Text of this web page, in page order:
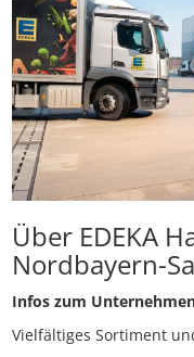
Über EDEKA
Nordbayern-
Infos zum
Vielfältiges Sortiment